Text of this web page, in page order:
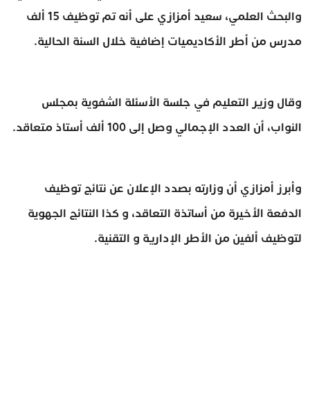
والبحث العلمي، سعيد أمزازي على أنه تم توظيف 15 ألف
مدرس من أطر الأكاديميات إضافية خلال السنة الحالية.
وقال وزير التعليم في جلسة الأسئلة الشفوية بمجلس
النواب، أن العدد الإجمالي وصل إلى 100 ألف أستاذ متعاقد.
وأبرز أمزازي أن وزارته بصدد الإعلان عن نتائج توظيف
الدفعة الأخيرة من أساتذة التعاقد، و كذا النتائج الجهوية
لتوظيف ألفين من الأطر الإدارية و التقنية.